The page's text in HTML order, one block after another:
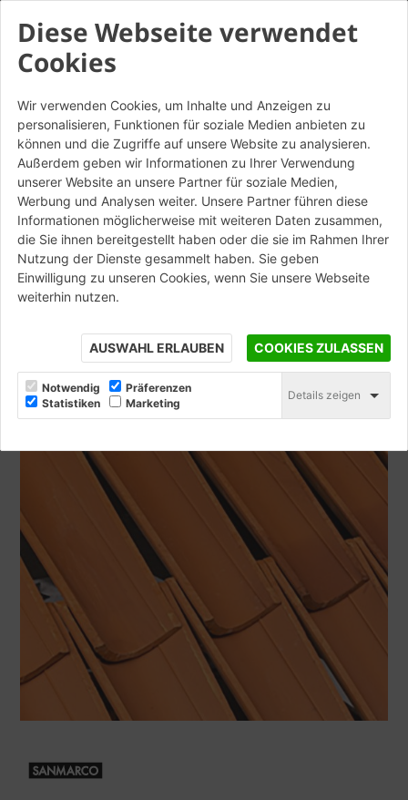
Diese Webseite verwendet
Cookies
Wir verwenden Cookies, um Inhalte und Anzeigen zu
personalisieren, Funktionen für soziale Medien anbieten zu
können und die Zugriffe auf unsere Website zu analysieren.
Außerdem geben wir Informationen zu Ihrer Verwendung
unserer Website an unsere Partner für soziale Medien,
Werbung und Analysen weiter. Unsere Partner führen diese
Informationen möglicherweise mit weiteren Daten zusammen,
die Sie ihnen bereitgestellt haben oder die sie im Rahmen Ihrer
Nutzung der Dienste gesammelt haben. Sie geben
Einwilligung zu unseren Cookies, wenn Sie unsere Webseite
weiterhin nutzen.
AUSWAHL ERLAUBEN COOKIES ZULASSEN
Notwendig
Präferenzen
Statistiken
Marketing
Details zeigen
Coppo Veneto SanMarco
Rosso con gancio
Altre Colorazioni
STAMPA